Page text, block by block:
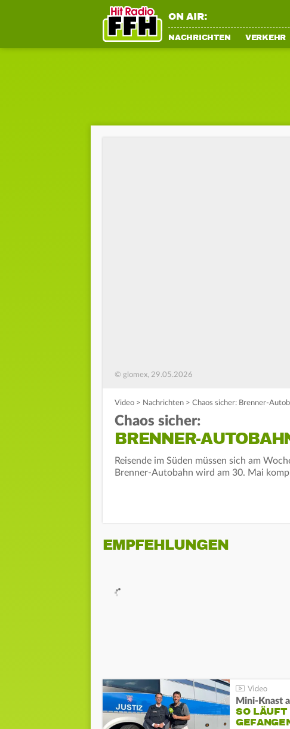
ON AIR:
NACHRICHTEN VERKEHR
© glomex, 29.05.2026
Video > Nachrichten > Chaos sicher: Brenner-
Chaos sicher:
BRENNER-
Reisende im Süden müssen sich am
Brenner-Autobahn wird am 30. Mai
EMPFEHLUNGEN
Mini-Knast
SO LÄUFT